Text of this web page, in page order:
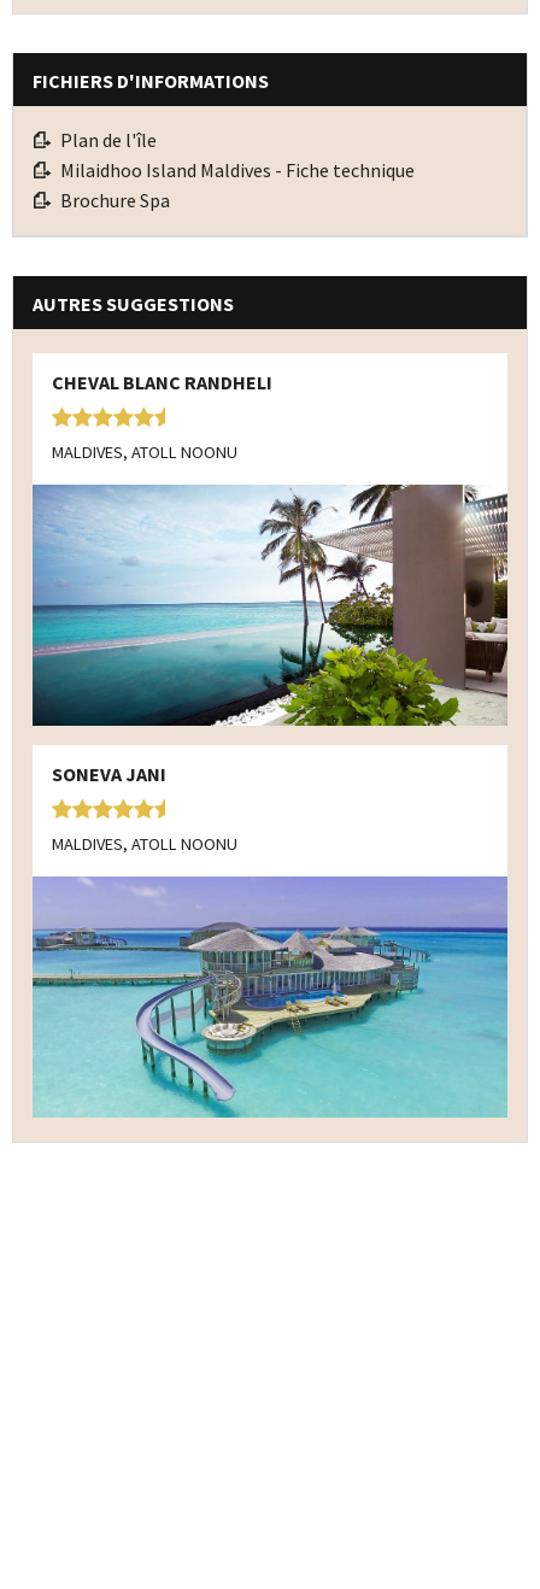
FICHIERS D'INFORMATIONS
Plan de l'île
Milaidhoo Island Maldives - Fiche technique
Brochure Spa
AUTRES SUGGESTIONS
CHEVAL BLANC RANDHELI
MALDIVES, ATOLL NOONU
SONEVA JANI
MALDIVES, ATOLL NOONU